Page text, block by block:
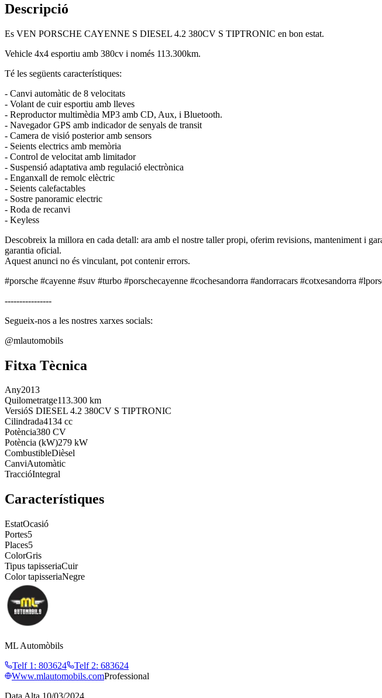
Descripció
Es VEN PORSCHE CAYENNE S DIESEL 4.2 380CV S TIPTRONIC en bon estat.
Vehicle 4x4 esportiu amb 380cv i només 113.300km.
Té les següents característiques:
- Canvi automàtic de 8 velocitats
- Volant de cuir esportiu amb lleves
- Reproductor multimèdia MP3 amb CD, Aux, i Bluetooth.
- Navegador GPS amb indicador de senyals de transit
- Camera de visió posterior amb sensors
- Seients electrics amb memòria
- Control de velocitat amb limitador
- Suspensió adaptativa amb regulació electrònica
- ⁠Enganxall de remolc elèctric
- ⁠Seients calefactables
- ⁠Sostre panoramic electric
- ⁠Roda de recanvi
- ⁠Keyless
Descobreix la millora en cada detall: ara amb el nostre taller propi, oferim revisions, manteniment i
garantia oficial.
Aquest anunci no és vinculant, pot contenir errors.
#porsche #cayenne #suv #turbo #porschecayenne #cochesandorra #andorracars #cotxesandorra
----------------
Segueix-nos a les nostres xarxes socials:
@mlautomobils
Fitxa Tècnica
Any2013
Quilometratge113.300 km
VersióS DIESEL 4.2 380CV S TIPTRONIC
Cilindrada4134 cc
Potència380 CV
Potència (kW)279 kW
CombustibleDièsel
CanviAutomàtic
TraccióIntegral
Característiques
EstatOcasió
Portes5
Places5
ColorGris
Tipus tapisseriaCuir
Color tapisseriaNegre
ML Automòbils
Telf 1 : 803624 Telf 2: 683624
Www.mlautomobils.comProfessional